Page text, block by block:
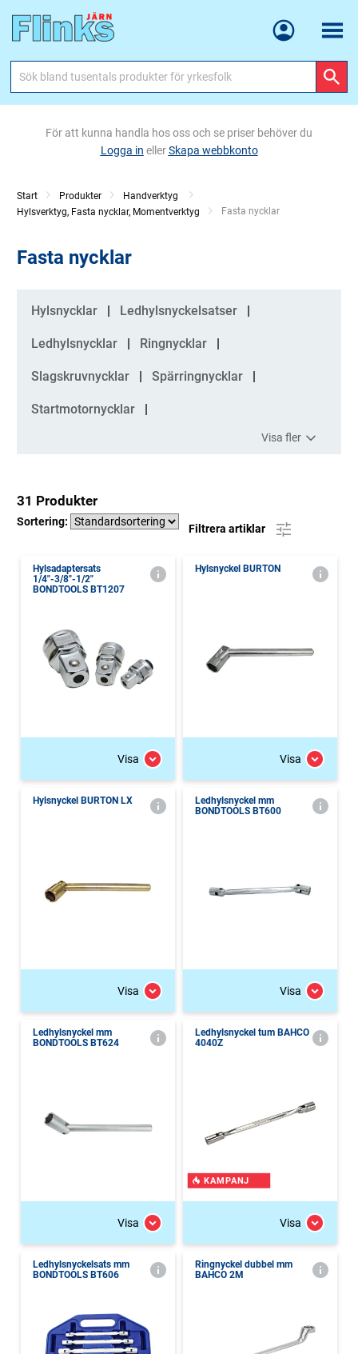
Meny
För att kunna handla hos oss och se priser behöver du
Logga in ellerSkapa webbkonto
Start Produkter
Handverktyg
Hylsverktyg, Fasta nycklar, Momentverktyg
Current:
Fasta nycklar
Fasta nycklar
Kategorier
Hylsnycklar Ledhylsnyckelsatser
Ledhylsnycklar Ringnycklar
Slagskruvnycklar Spärringnycklar
Startmotornycklar
Visa fler
31 Produkter
Sortering:
Filtrera artiklar
Hylsadaptersats
1/4"-3/8"-1/2"
BONDTOOLS BT1207
Visa
Hylsnyckel BURTON
Visa
Hylsnyckel BURTON LX
Visa
Ledhylsnyckel mm
BONDTOOLS BT600
Visa
Ledhylsnyckel mm
BONDTOOLS BT624
Visa
Ledhylsnyckel tum BAHCO
4040Z
KAMPANJ
Visa
Ledhylsnyckelsats mm
BONDTOOLS BT606
Ringnyckel dubbel mm
BAHCO 2M